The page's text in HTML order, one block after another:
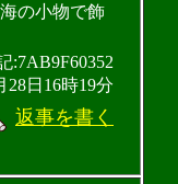
の小物で飾
:7AB9F60352
28日16時19分
返事を書く